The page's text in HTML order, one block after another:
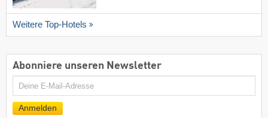
Weitere Top-Hotels
Abonniere unseren Newsletter
E-
Anmelden